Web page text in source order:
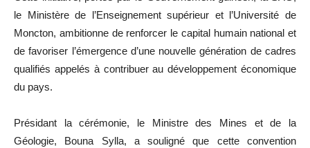
le Ministère de l’Enseignement supérieur et l’Université de
Moncton, ambitionne de renforcer le capital humain national et
de favoriser l’émergence d’une nouvelle génération de cadres
qualifiés appelés à contribuer au développement économique
du pays.
Présidant la cérémonie, le Ministre des Mines et de la
Géologie, Bouna Sylla, a souligné que cette convention